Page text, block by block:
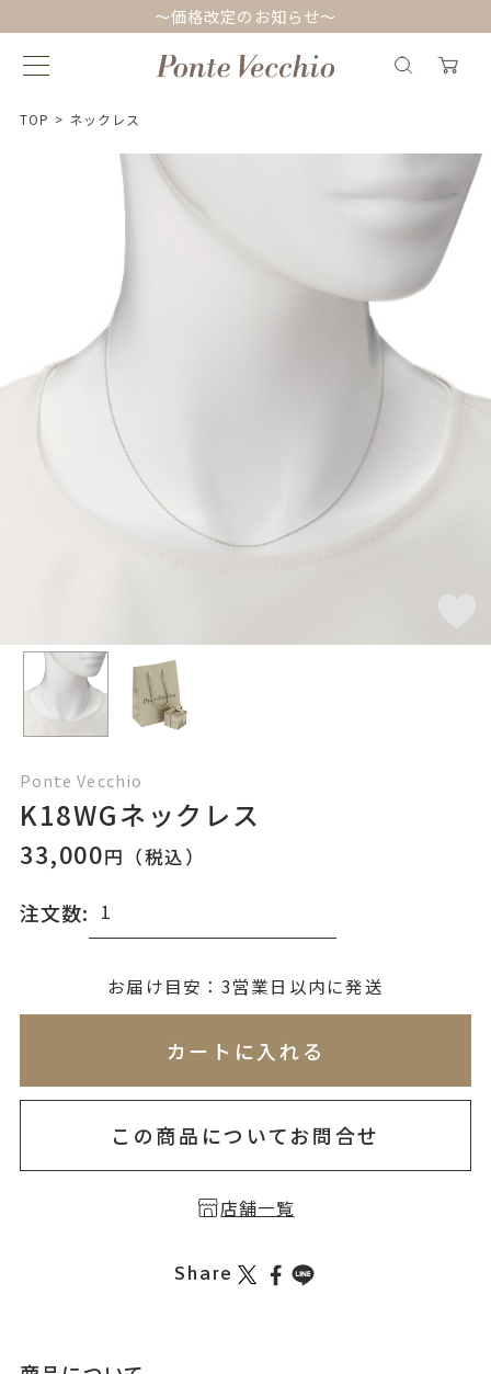
～価格改定のお知らせ～
TOP > ネックレス
Ponte Vecchio
K18WGネックレス
33,000円（税込）
注文数:
(刻印について)※必ず選択ください
お届け目安：3営業日以内に発送
カートに入れる
この商品についてお問合せ
店舗一覧
Share